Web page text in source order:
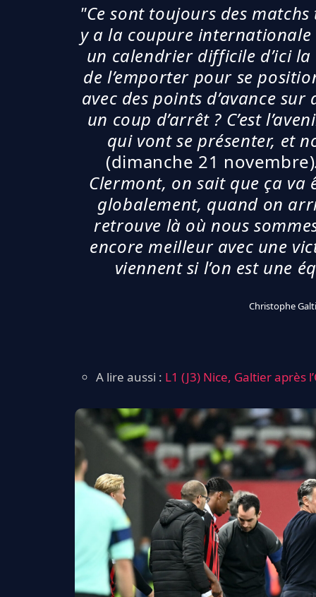
"Ce sont toujours des
y a la coupure internationale
un calendrier difficile d’ici
de l’emporter pour se
avec des points d’avance sur
un coup d’arrêt ? C’est
qui vont se présenter, et
(dimanche 21 novembre)
Clermont, on sait que ça
globalement, quand on
retrouve là où nous
encore meilleur avec une
viennent si l’on est une
Christophe
A lire aussi : L1 (J3) Nice, Galtier après